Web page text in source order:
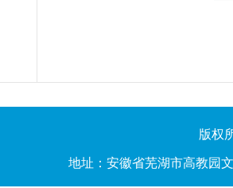
版权
地址：安徽省芜湖市高教园